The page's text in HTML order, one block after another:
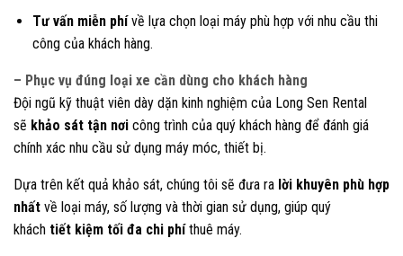
Tư vấn miễn phívề lựa chọn loại máy phù hợp với nhu cầu thi
công của khách hàng.
– Phục vụ đúng loại xe cần dùng cho khách hàng
Đội ngũ kỹ thuật viên dày dặn kinh nghiệm của Long Sen Rental
sẽ khảo sát tận nơi công trình của quý khách hàng để đánh giá
chính xác nhu cầu sử dụng máy móc, thiết bị.
Dựa trên kết quả khảo sát, chúng tôi sẽ đưa ra lời khuyên phù hợp
nhất về loại máy, số lượng và thời gian sử dụng, giúp quý
khách tiết kiệm tối đa chi phíthuê máy.